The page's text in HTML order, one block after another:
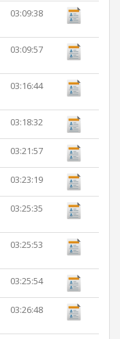
03:09:38
03:09:57
03:16:44
03:18:32
03:21:57
03:23:19
03:25:35
03:25:53
03:25:54
03:26:48